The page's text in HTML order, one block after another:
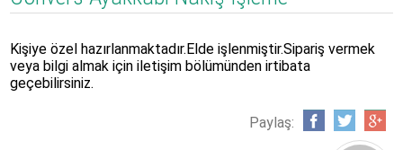
Kişiye özel hazırlanmaktadır.Elde işlenmiştir.Sipariş vermek
veya bilgi almak için iletişim bölümünden irtibata
geçebilirsiniz.
Paylaş: